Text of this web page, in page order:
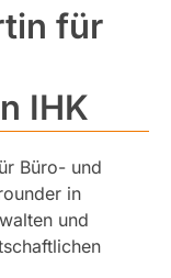
für
IHK
Büro- und
in
und